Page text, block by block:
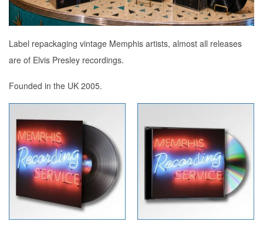
Label repackaging vintage Memphis artists, almost all releases
are of Elvis Presley recordings.
Founded in the UK 2005.